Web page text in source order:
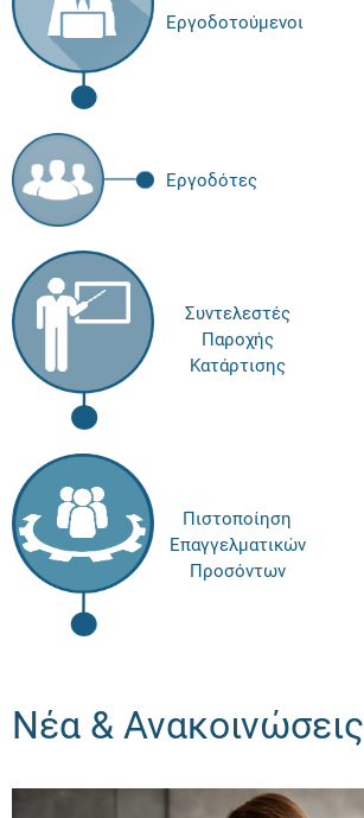
Εργοδοτούμενοι
Εργοδότες
Συντελεστές
Παροχής
Κατάρτισης
Πιστοποίηση
Επαγγελματικών
Προσόντων
Νέα & Ανακοινώσεις